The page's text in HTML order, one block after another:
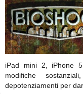
iPad mini 2, iPhone
modifiche
depotenziamenti per